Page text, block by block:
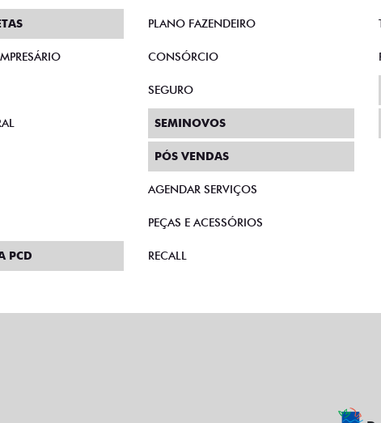
PCD
PLANO FAZENDEIRO
CONSÓRCIO
SEGURO
SEMINOVOS
PÓS VENDAS
AGENDAR SERVIÇOS
PEÇAS E ACESSÓRIOS
RECALL